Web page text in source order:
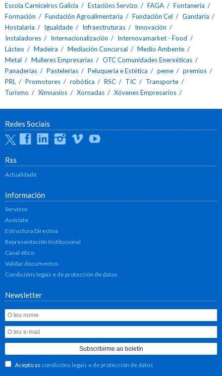
Escola Carniceiros Galicia
Estacións Servizo FAGA
Fontanería
Formación
Fundación Agroalimentaria Fundación Cel
Gandaría
Hostalaría
Igualdade Infraestruturas
Innovación
Instaladores
Internacionalización
Internovamarket - Food
Lácteo
Madeira Mediación Concursal
Medio Ambente
Metal
Mulleres Empresarias
OTC Comunidades Enerxéticas
Panaderías
Pastelerías Peluquería e Estética peme
premios
PRL
Promotores robótica RSC TIC
Transporte
Turismo
Ximnasios Xornadas Xóvenes Empresarios
Redes Sociais
TwitterFacebookLinkedinInstagram
Vimeo
Rss
Actualidade
Información
Servizos
Asóciate
Estructura Directiva
Representación Institucional
Canal ético
Validar documentos
Condicións legais e de protección de datos
Newsletter
Acepto as condicións legais e de protección de datos